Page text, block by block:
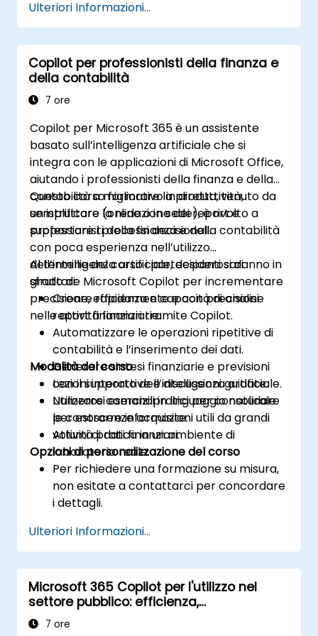
Ulteriori Informazioni...
Copilot per professionisti della finanza e
della contabilità
7 ore
Copilot per Microsoft 365 è un assistente
basato sull’intelligenza artificiale che si
integra con le applicazioni di Microsoft Office,
aiutando i professionisti della finanza e della
contabilità a migliorare la produttività,
semplificare la redazione dei report e
supportare i processi decisionali.
Questo corso formativo in diretta, tenuto da
un istruttore (online o in sede), è rivolto a
professionisti della finanza e della contabilità
con poca esperienza nell’utilizzo
dell’intelligenza artificiale, desiderosi di
sfruttare Microsoft Copilot per incrementare
precisione, efficienza e capacità di analisi
nelle attività finanziarie.
Al termine del corso i partecipanti saranno in
grado di:
Creare rapidamente e con precisione
report finanziari tramite Copilot.
Automatizzare le operazioni ripetitive di
contabilità e l’inserimento dei dati.
Generare sintesi finanziarie e previsioni
con il supporto dell’intelligenza artificiale.
Utilizzare comandi in linguaggio naturale
per estrarre informazioni utili da grandi
volumi di dati finanziari.
Modalità del corso
Lezioni interattive e discussioni guidate.
Numerosi esercizi pratici per consolidare
le conoscenze acquisite.
Attività pratica in un ambiente di
laboratorio reale.
Opzioni di personalizzazione del corso
Per richiedere una formazione su misura,
non esitate a contattarci per concordare
i dettagli.
Ulteriori Informazioni...
Microsoft 365 Copilot per l'utilizzo nel
settore pubblico: efficienza,
comunicazione e analisi dei dati
7 ore